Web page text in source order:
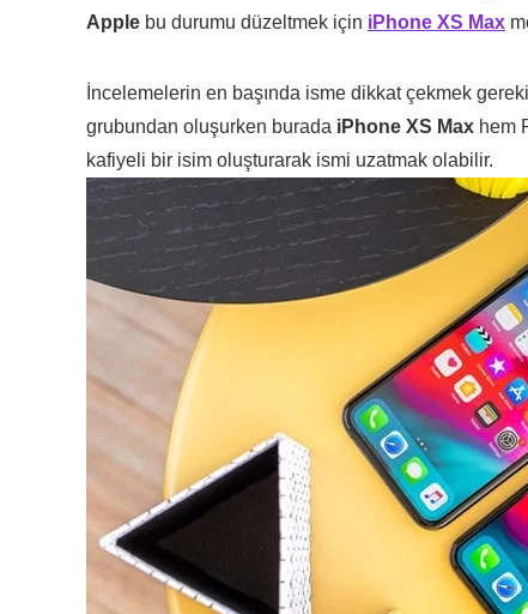
Apple bu durumu düzeltmek için iPhone XS Max
İncelemelerin en başında isme dikkat çekmek
grubundan oluşurken burada iPhone XS Max hem
kafiyeli bir isim oluşturarak ismi uzatmak olabilir.